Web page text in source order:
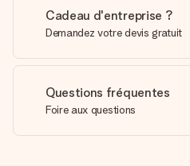
Cadeau d'entreprise ?
Demandez votre devis gratuit
Questions fréquentes
Foire aux questions